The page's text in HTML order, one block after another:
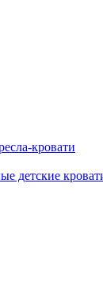
кровати
детские